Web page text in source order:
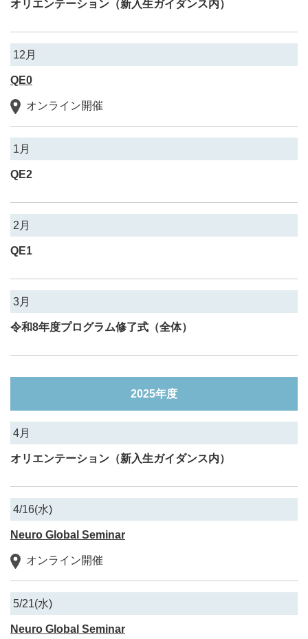
オリエンテーション（新入生ガイダンス内）
12月
QE0
オンライン開催
1月
QE2
2月
QE1
3月
令和8年度プログラム修了式（全体）
2025年度
4月
オリエンテーション（新入生ガイダンス内）
4/16(水)
Neuro Global Seminar
オンライン開催
5/21(水)
Neuro Global Seminar